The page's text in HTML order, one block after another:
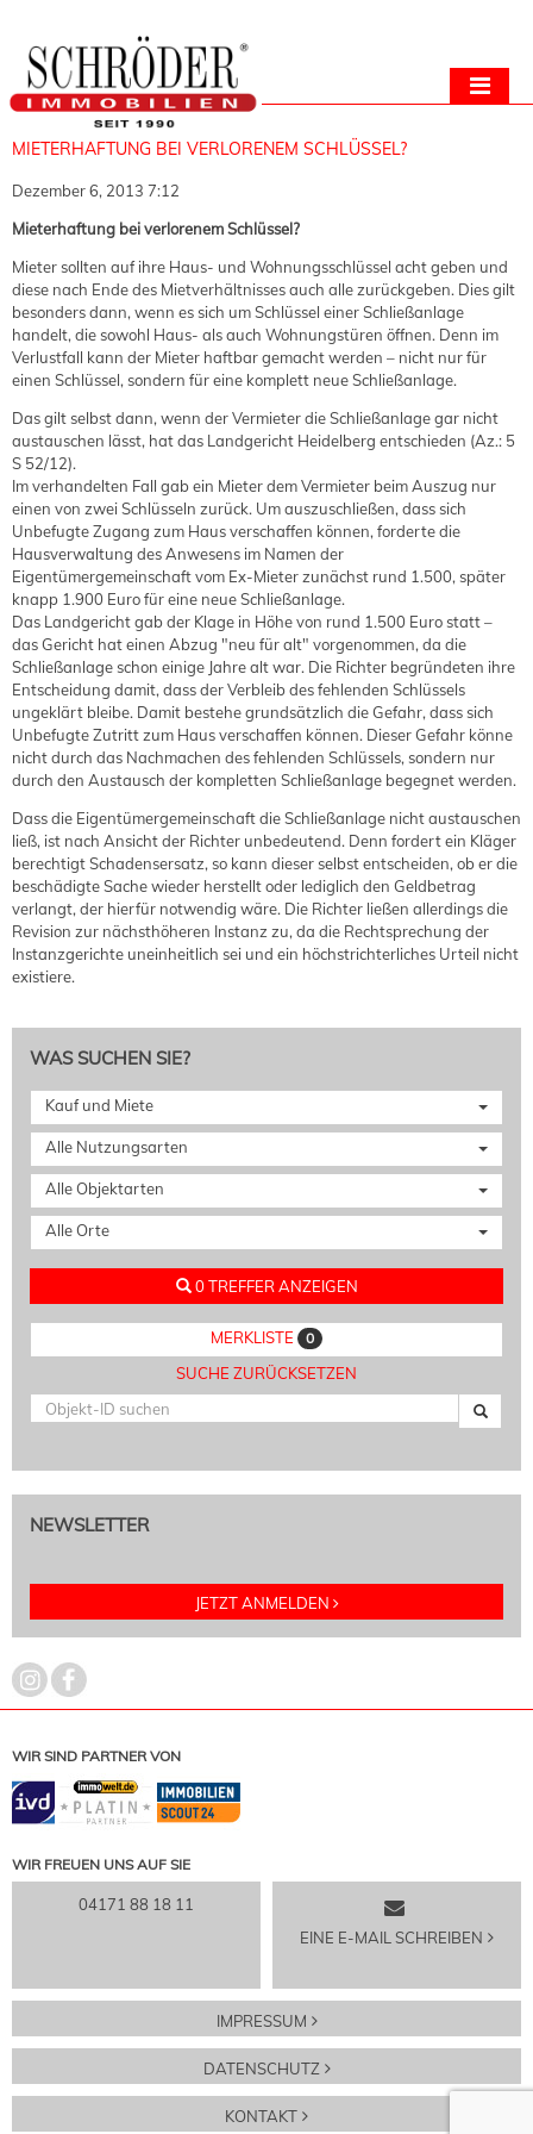
MIETERHAFTUNG BEI VERLORENEM SCHLÜSSEL?
Dezember 6, 2013 7:12
Mieterhaftung bei verlorenem Schlüssel?
Mieter sollten auf ihre Haus- und Wohnungsschlüssel acht geben und
diese nach Ende des Mietverhältnisses auch alle zurückgeben. Dies gilt
besonders dann, wenn es sich um Schlüssel einer Schließanlage
handelt, die sowohl Haus- als auch Wohnungstüren öffnen. Denn im
Verlustfall kann der Mieter haftbar gemacht werden – nicht nur für
einen Schlüssel, sondern für eine komplett neue Schließanlage.
Das gilt selbst dann, wenn der Vermieter die Schließanlage gar nicht
austauschen lässt, hat das Landgericht Heidelberg entschieden (Az.: 5
S 52/12).
Im verhandelten Fall gab ein Mieter dem Vermieter beim Auszug nur
einen von zwei Schlüsseln zurück. Um auszuschließen, dass sich
Unbefugte Zugang zum Haus verschaffen können, forderte die
Hausverwaltung des Anwesens im Namen der
Eigentümergemeinschaft vom Ex-Mieter zunächst rund 1.500, später
knapp 1.900 Euro für eine neue Schließanlage.
Das Landgericht gab der Klage in Höhe von rund 1.500 Euro statt –
das Gericht hat einen Abzug "neu für alt" vorgenommen, da die
Schließanlage schon einige Jahre alt war. Die Richter begründeten ihre
Entscheidung damit, dass der Verbleib des fehlenden Schlüssels
ungeklärt bleibe. Damit bestehe grundsätzlich die Gefahr, dass sich
Unbefugte Zutritt zum Haus verschaffen können. Dieser Gefahr könne
nicht durch das Nachmachen des fehlenden Schlüssels, sondern nur
durch den Austausch der kompletten Schließanlage begegnet werden.
Dass die Eigentümergemeinschaft die Schließanlage nicht austauschen
ließ, ist nach Ansicht der Richter unbedeutend. Denn fordert ein Kläger
berechtigt Schadensersatz, so kann dieser selbst entscheiden, ob er die
beschädigte Sache wieder herstellt oder lediglich den Geldbetrag
verlangt, der hierfür notwendig wäre. Die Richter ließen allerdings die
Revision zur nächsthöheren Instanz zu, da die Rechtsprechung der
Instanzgerichte uneinheitlich sei und ein höchstrichterliches Urteil nicht
existiere.
WAS SUCHEN SIE?
Kauf und Miete
Alle Nutzungsarten
Alle Objektarten
Alle Orte
0 TREFFER ANZEIGEN
MERKLISTE 0
SUCHE ZURÜCKSETZEN
NEWSLETTER
JETZT ANMELDEN
WIR SIND PARTNER VON
WIR FREUEN UNS AUF SIE
04171 88 18 11
EINE E-MAIL SCHREIBEN
IMPRESSUM
DATENSCHUTZ
KONTAKT